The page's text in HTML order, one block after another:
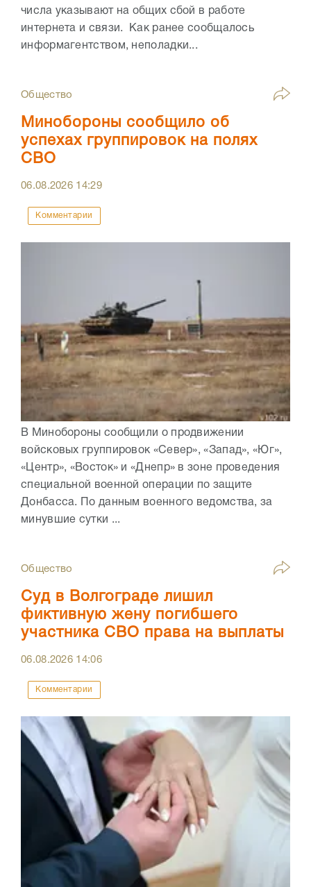
числа указывают на общих сбой в работе
интернета и связи. Как ранее сообщалось
информагентством, неполадки...
Общество
Минобороны сообщило об
успехах группировок на полях
СВО
06.08.2026 14:29
Комментарии
В Минобороны сообщили о продвижении
войсковых группировок «Север», «Запад», «Юг»,
«Центр», «Восток» и «Днепр» в зоне проведения
специальной военной операции по защите
Донбасса. По данным военного ведомства, за
минувшие сутки ...
Общество
Суд в Волгограде лишил
фиктивную жену погибшего
участника СВО права на выплаты
06.08.2026 14:06
Комментарии